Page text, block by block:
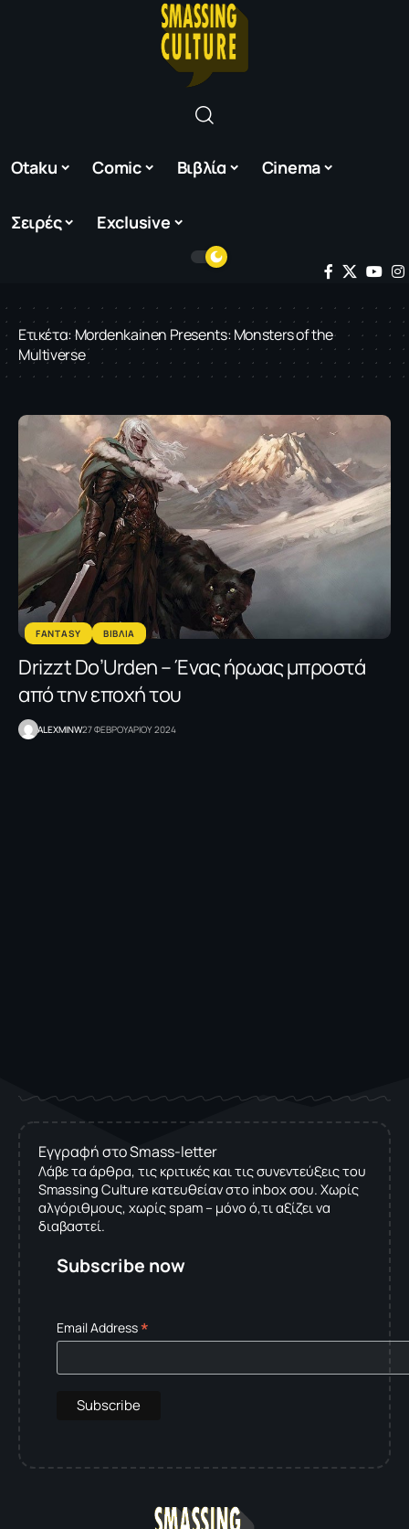
Otaku Comic Βιβλία Cinema
Σειρές Exclusive
Ετικέτα:Mordenkainen Presents: Monsters of the
Multiverse
FANTASY ΒΙΒΛΙΑ
Drizzt Do’Urden – Ένας ήρωας μπροστά
από την εποχή του
ALEXMINW27 ΦΕΒΡΟΥΑΡΙΟΥ 2024
Εγγραφή στο Smass-letter
Λάβε τα άρθρα, τις κριτικές και τις συνεντεύξεις του
Smassing Culture κατευθείαν στο inbox σου. Χωρίς
αλγόριθμους, χωρίς spam – μόνο ό,τι αξίζει να
διαβαστεί.
Subscribe now
Email Address*